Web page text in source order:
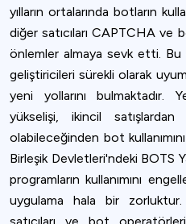
yılların ortalarında botların
diğer satıcıları CAPTCHA ve
önlemler almaya sevk etti. Bu
geliştiricileri sürekli olarak
yeni yollarını bulmaktadır.
yükselişi, ikincil
olabileceğinden bot
Birleşik Devletleri'ndeki BOTS
programların kullanımını
uygulama hala bir